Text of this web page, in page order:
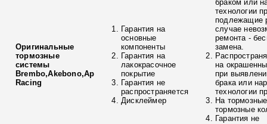
Оригинальные
тормозные
системы
Brembo,Akebono,Ap
Racing
Гарантия на
основные
компоненты
Гарантия на
лакокрасочное
покрытие
Гарантия не
распространяется
Дисклеймер
браком или
технологии
подлежащие
случае
ремонта -
замена.
на
при
брака или
технологии
На
тормозные
Гарантия не